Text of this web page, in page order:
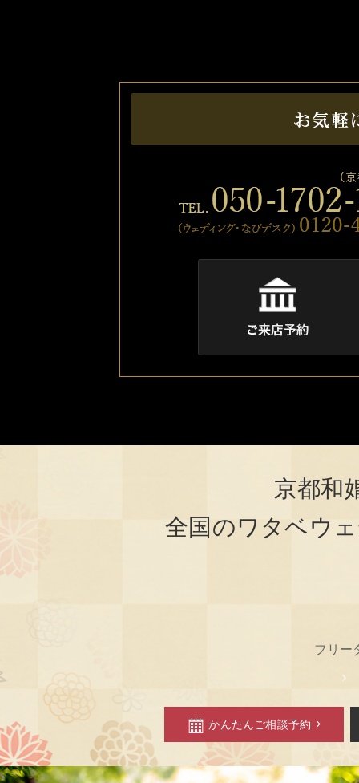
京都和
全国のワタベウ
フリー
かんたんご相談予約